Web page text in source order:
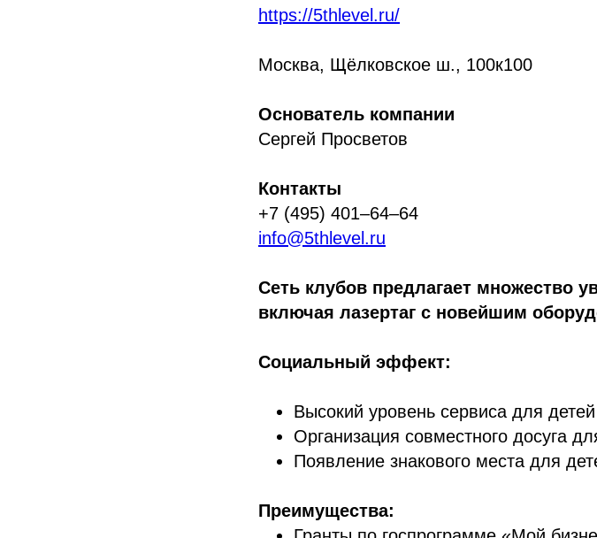
https://5thlevel.ru/
Москва, Щёлковское ш., 100к100
Основатель компании
Сергей Просветов
Контакты
+7 (495) 401‒64‒64
info@5thlevel.ru
Сеть клубов предлагает множество
включая лазертаг с новейшим
Социальный эффект:
Высокий уровень сервиса для детей
Организация совместного досуга
Появление знакового места для
Преимущества: